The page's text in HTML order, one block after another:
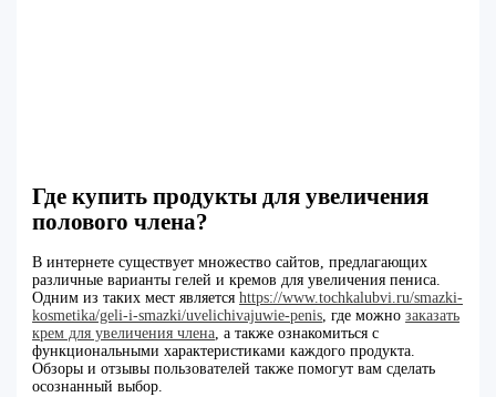
Где купить продукты для увеличения
полового члена?
В интернете существует множество сайтов, предлагающих
различные варианты гелей и кремов для увеличения пениса.
Одним из таких мест являетсяhttps://www.tochkalubvi.ru/smazki-
kosmetika/geli-i-smazki/uvelichivajuwie-penis, где можнозаказать
крем для увеличения члена, а также ознакомиться с
функциональными характеристиками каждого продукта.
Обзоры и отзывы пользователей также помогут вам сделать
осознанный выбор.